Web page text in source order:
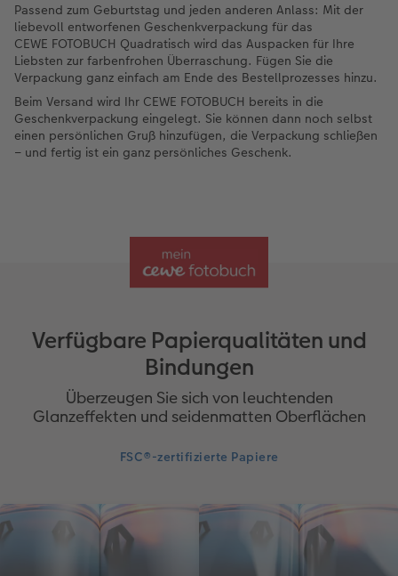
Passend zum Geburtstag und jeden anderen Anlass: Mit der
liebevoll entworfenen Geschenkverpackung für das
CEWE FOTOBUCH Quadratisch wird das Auspacken für Ihre
Liebsten zur farbenfrohen Überraschung. Fügen Sie die
Verpackung ganz einfach am Ende des Bestellprozesses hinzu.
Beim Versand wird Ihr CEWE FOTOBUCH bereits in die
Geschenkverpackung eingelegt. Sie können dann noch selbst
einen persönlichen Gruß hinzufügen, die Verpackung schließen
– und fertig ist ein ganz persönliches Geschenk.
Verfügbare Papierqualitäten und
Bindungen
Überzeugen Sie sich von leuchtenden
Glanzeffekten und seidenmatten Oberflächen
FSC®-zertifizierte Papiere